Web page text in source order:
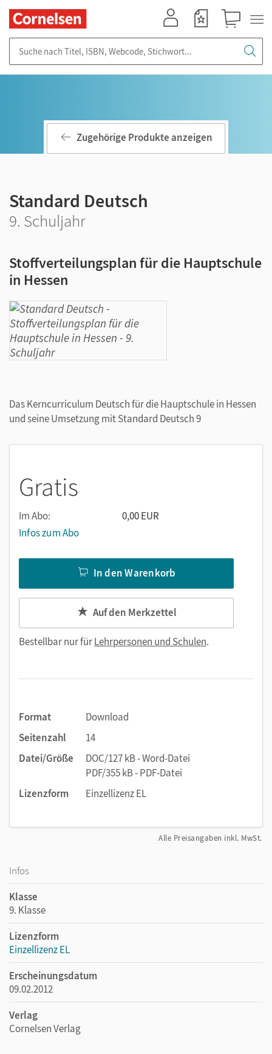
Zugehörige Produkte anzeigen
Standard Deutsch
9. Schuljahr
Stoffverteilungsplan für die Hauptschule
in Hessen
Das Kerncurriculum Deutsch für die Hauptschule in Hessen
und seine Umsetzung mit Standard Deutsch 9
Gratis
Im Abo:
0,00 EUR
Infos zum Abo
In den Warenkorb
Auf den Merkzettel
Bestellbar nur fürLehrpersonen und Schulen.
Format
Download
Seitenzahl
14
Datei/Größe
DOC/127 kB - Word-Datei
PDF/355 kB - PDF-Datei
Lizenzform
Einzellizenz EL
Alle Preisangaben inkl. MwSt.
Infos
Klasse
9. Klasse
Lizenzform
Einzellizenz EL
Erscheinungsdatum
09.02.2012
Verlag
Cornelsen Verlag